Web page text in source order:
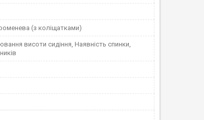
(з коліщатками)
висоти сидіння, Наявність спинки,